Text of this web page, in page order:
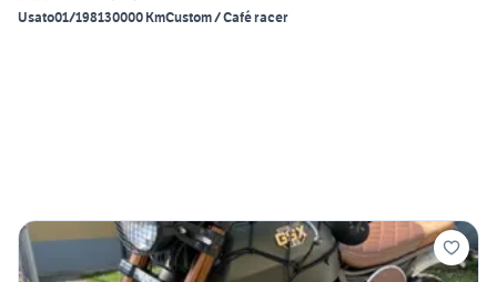
Usato01/198130000 KmCustom / Café racer